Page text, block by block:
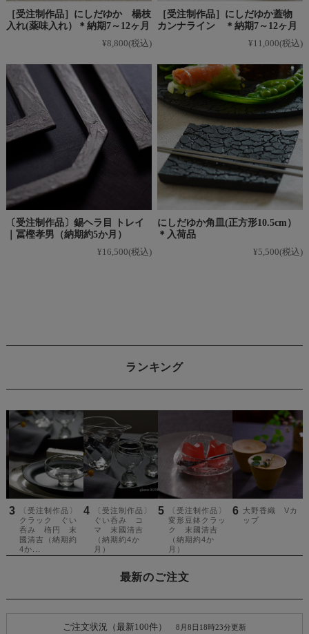
［受注制作品］にしだゆか 楊枝
入れ(薬味入れ）＊納期7～12ヶ月
¥8,800(税込)
［受注制作品］にしだゆか蓋物
カンナライン ＊納期7～12ヶ月
¥11,000(税込)
〔受注制作品〕錫ヘラ目 トレイ
｜冨樫孝男（納期約5か月）
¥16,500(税込)
にしだゆか角皿(正方形10.5cm）
＊入荷品
¥5,500(税込)
ランキング
最新のご注文